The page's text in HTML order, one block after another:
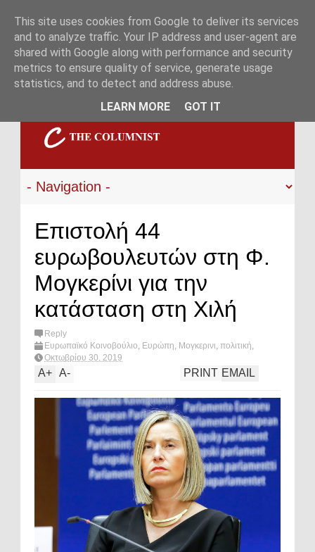
Επιστολή 44
ευρωβουλευτών στη Φ.
Μογκερίνι για την
κατάσταση στη Χιλή
Reply
Ευρωπαϊκό Κοινοβούλιο, Ευρώπη, Μογκερινι, πολιτική,
Χιλή ,What's hot?
Οκτωβρίου 30, 2019
A+ A- EMAIL
PRINT
This site uses cookies from Google to deliver its services
and to analyze traffic. Your IP address and user-agent are
shared with Google along with performance and security
metrics to ensure quality of service, generate usage
statistics, and to detect and address abuse.
LEARN MORE
GOT IT